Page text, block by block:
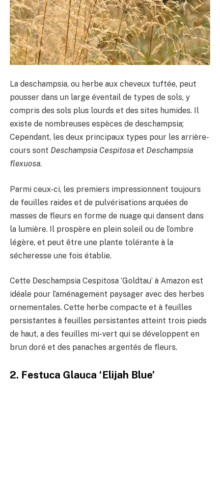
La deschampsia, ou herbe aux cheveux tuftée, peut
pousser dans un large éventail de types de sols, y
compris des sols plus lourds et des sites humides. Il
existe de nombreuses espèces de deschampsia;
Cependant, les deux principaux types pour les arrière-
cours sont Deschampsia Cespitosa et Deschampsia
flexuosa.
Parmi ceux-ci, les premiers impressionnent toujours
de feuilles raides et de pulvérisations arquées de
masses de fleurs en forme de nuage qui dansent dans
la lumière. Il prospère en plein soleil ou de l’ombre
légère, et peut être une plante tolérante à la
sécheresse une fois établie.
Cette Deschampsia Cespitosa ‘Goldtau’ à Amazon est
idéale pour l’aménagement paysager avec des herbes
ornementales. Cette herbe compacte et à feuilles
persistantes à feuilles persistantes atteint trois pieds
de haut, a des feuilles mi-vert qui se développent en
brun doré et des panaches argentés de fleurs.
2. Festuca Glauca ‘Elijah Blue’